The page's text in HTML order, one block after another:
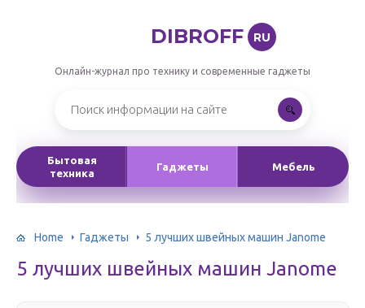
DIBROFF RU
Онлайн-журнал про технику и современные гаджеты
Бытовая
техника
Гаджеты Мебель
Home Гаджеты 5 лучших швейных машин Janome
5 лучших швейных машин Janome